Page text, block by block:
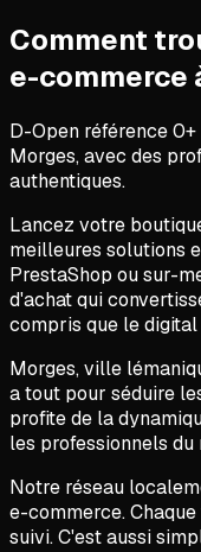
Comment
e-commerce
D-Open référence0
Morges, avec des
authentiques.
Lancez votre
meilleures solutions
PrestaShop ou sur-
d'achat qui
compris que le digital
Morges, ville
a tout pour séduire
profite de la
les professionnels du
Notre réseau
e-commerce.
suivi. C'est aussi